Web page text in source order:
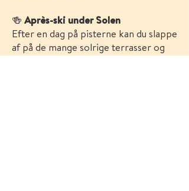
🍻 Après-ski under Solen
Efter en dag på pisterne kan du slappe
af på de mange solrige terrasser og